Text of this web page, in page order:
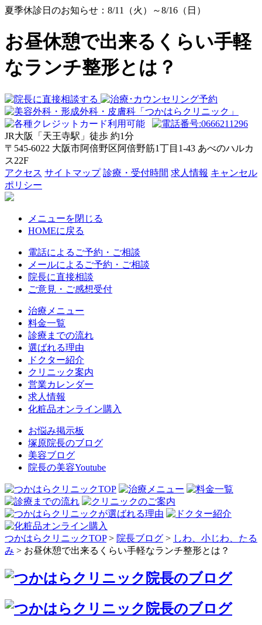
夏季休診日のお知らせ：8/11（火）～8/16（日）
お昼休憩で出来るくらい手軽
なランチ整形とは？
JR大阪「天王寺駅」徒歩 約1分
〒545-6022 大阪市阿倍野区阿倍野筋1丁目1-43 あべのハルカ
ス22F
アクセス サイトマップ 診療・受付時間 求人情報 キャンセル
ポリシー
メニューを閉じる
HOMEに戻る
電話によるご予約・ご相談
メールによるご予約・ご相談
院長に直接相談
ご意見・ご感想受付
治療メニュー
料金一覧
診療までの流れ
選ばれる理由
ドクター紹介
クリニック案内
営業カレンダー
求人情報
化粧品オンライン購入
お悩み掲示板
塚原院長のブログ
美容ブログ
院長の美容Youtube
つかはらクリニックTOP> 院長ブログ > しわ、小じわ、たる
み > お昼休憩で出来るくらい手軽なランチ整形とは？